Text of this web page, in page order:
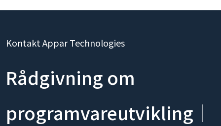
Kontakt Appar Technologies
Rådgivning om
programvareutvikling｜